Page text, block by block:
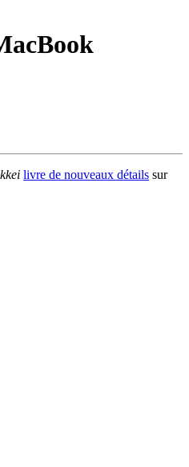
livre de nouveaux détails sur